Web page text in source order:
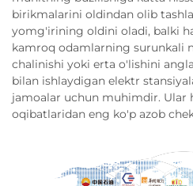
birikmalarini oldindan olib
yomg'irining oldini oladi, balki
kamroq odamlarning surunkali
chalinishi yoki erta o'lishini
bilan ishlaydigan elektr
jamoalar uchun muhimdir. Ular
oqibatlaridan eng ko'p azob